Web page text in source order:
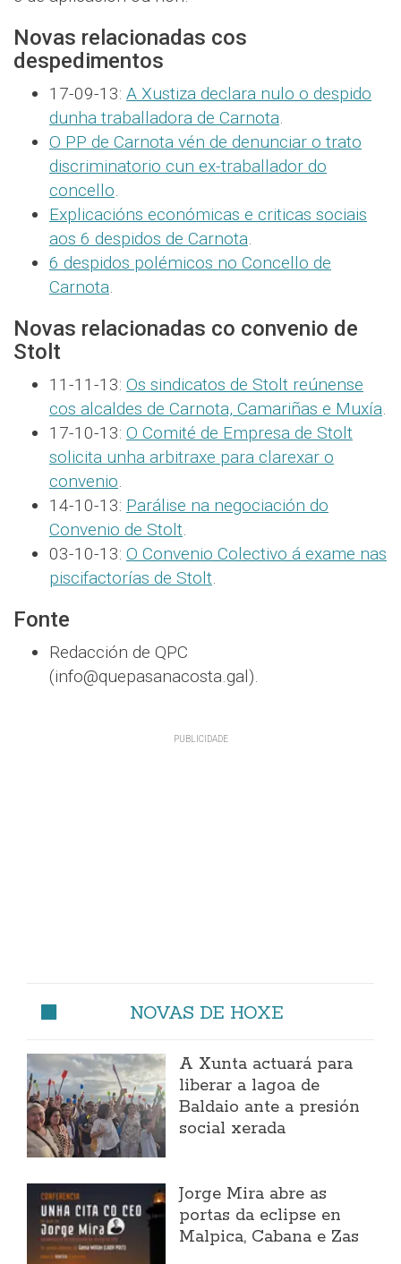
Novas relacionadas cos
despedimentos
17-09-13: A Xustiza declara nulo o despido
dunha traballadora de Carnota.
O PP de Carnota vén de denunciar o trato
discriminatorio cun ex-traballador do
concello.
Explicacións económicas e criticas sociais
aos 6 despidos de Carnota.
6 despidos polémicos no Concello de
Carnota.
Novas relacionadas co convenio de
Stolt
11-11-13: Os sindicatos de Stolt reúnense
cos alcaldes de Carnota, Camariñas e Muxía.
17-10-13: O Comité de Empresa de Stolt
solicita unha arbitraxe para clarexar o
convenio.
14-10-13: Parálise na negociación do
Convenio de Stolt.
03-10-13: O Convenio Colectivo á exame nas
piscifactorías de Stolt.
Fonte
Redacción de QPC
(info@quepasanacosta.gal).
NOVAS DE HOXE
A Xunta actuará para
liberar a lagoa de
Baldaio ante a presión
social xerada
Jorge Mira abre as
portas da eclipse en
Malpica, Cabana e Zas